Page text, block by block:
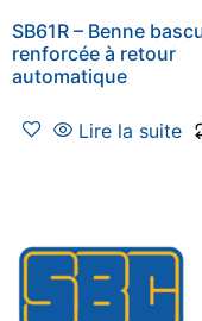
SB61R – Benne
renforcée à retour
automatique
Lire la suite